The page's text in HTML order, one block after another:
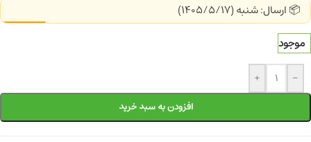
📦 ارسال: شنبه (1405/5/17)
موجود
-
+
افزودن به سبد خرید